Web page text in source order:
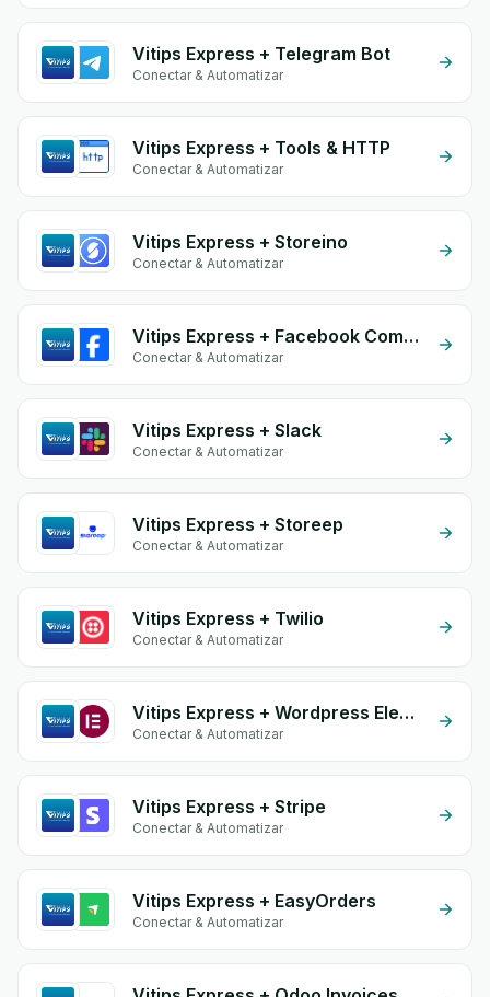
Vitips Express + Telegram Bot
Conectar & Automatizar
Vitips Express + Tools & HTTP
Conectar & Automatizar
Vitips Express + Storeino
Conectar & Automatizar
Vitips Express + Facebook Comments
Conectar & Automatizar
Vitips Express + Slack
Conectar & Automatizar
Vitips Express + Storeep
Conectar & Automatizar
Vitips Express + Twilio
Conectar & Automatizar
Vitips Express + Wordpress Elementor
Conectar & Automatizar
Vitips Express + Stripe
Conectar & Automatizar
Vitips Express + EasyOrders
Conectar & Automatizar